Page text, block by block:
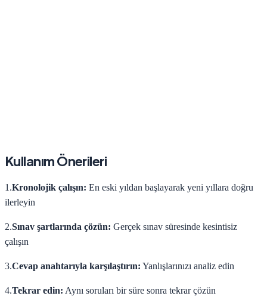
Kullanım Önerileri
1.Kronolojik çalışın: En eski yıldan başlayarak yeni yıllara doğru
ilerleyin
2.Sınav şartlarında çözün: Gerçek sınav süresinde kesintisiz
çalışın
3.Cevap anahtarıyla karşılaştırın: Yanlışlarınızı analiz edin
4.Tekrar edin: Aynı soruları bir süre sonra tekrar çözün